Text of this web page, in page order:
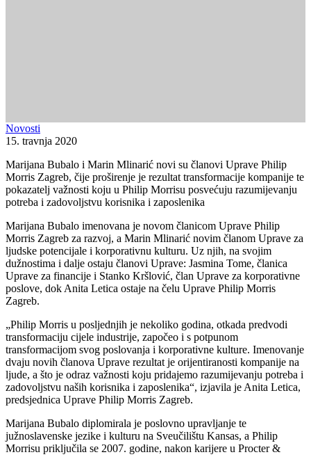
Novosti
15. travnja 2020
Marijana Bubalo i Marin Mlinarić novi su članovi Uprave Philip
Morris Zagreb, čije proširenje je rezultat transformacije kompanije te
pokazatelj važnosti koju u Philip Morrisu posvećuju razumijevanju
potreba i zadovoljstvu korisnika i zaposlenika
Marijana Bubalo imenovana je novom članicom Uprave Philip
Morris Zagreb za razvoj, a Marin Mlinarić novim članom Uprave za
ljudske potencijale i korporativnu kulturu. Uz njih, na svojim
dužnostima i dalje ostaju članovi Uprave: Jasmina Tome, članica
Uprave za financije i Stanko Kršlović, član Uprave za korporativne
poslove, dok Anita Letica ostaje na čelu Uprave Philip Morris
Zagreb.
„Philip Morris u posljednjih je nekoliko godina, otkada predvodi
transformaciju cijele industrije, započeo i s potpunom
transformacijom svog poslovanja i korporativne kulture. Imenovanje
dvaju novih članova Uprave rezultat je orijentiranosti kompanije na
ljude, a što je odraz važnosti koju pridajemo razumijevanju potreba i
zadovoljstvu naših korisnika i zaposlenika“, izjavila je Anita Letica,
predsjednica Uprave Philip Morris Zagreb.
Marijana Bubalo diplomirala je poslovno upravljanje te
južnoslavenske jezike i kulturu na Sveučilištu Kansas, a Philip
Morrisu priključila se 2007. godine, nakon karijere u Procter &